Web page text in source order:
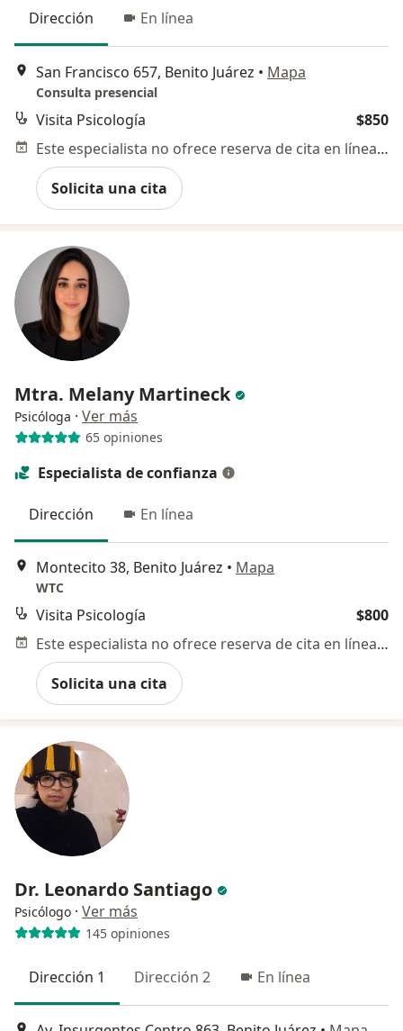
Dirección En línea
San Francisco 657, Benito Juárez • Mapa
Consulta presencial
Visita Psicología
$850
Este especialista no ofrece reserva de cita en línea en esta dirección.
Solicita una cita
Mtra. Melany Martineck
Psicóloga · Ver más
65 opiniones
Especialista de confianza
Dirección En línea
Montecito 38, Benito Juárez • Mapa
WTC
Visita Psicología
$800
Este especialista no ofrece reserva de cita en línea en esta dirección.
Solicita una cita
Dr. Leonardo Santiago
Psicólogo · Ver más
145 opiniones
Dirección 1 Dirección 2 En línea